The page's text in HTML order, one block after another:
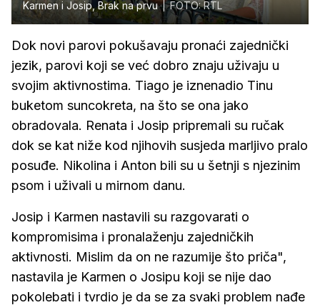
Karmen i Josip, Brak na prvu FOTO: RTL
Dok novi parovi pokušavaju pronaći zajednički
jezik, parovi koji se već dobro znaju uživaju u
svojim aktivnostima. Tiago je iznenadio Tinu
buketom suncokreta, na što se ona jako
obradovala. Renata i Josip pripremali su ručak
dok se kat niže kod njihovih susjeda marljivo pralo
posuđe. Nikolina i Anton bili su u šetnji s njezinim
psom i uživali u mirnom danu.
Josip i Karmen nastavili su razgovarati o
kompromisima i pronalaženju zajedničkih
aktivnosti. Mislim da on ne razumije što priča",
nastavila je Karmen o Josipu koji se nije dao
pokolebati i tvrdio je da se za svaki problem nađe